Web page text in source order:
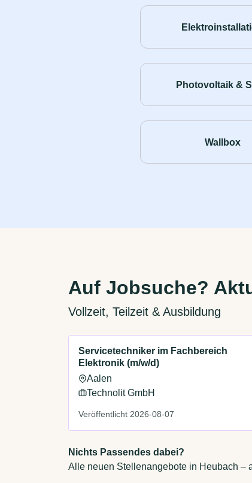
Photovoltaik &
Wallbox
Auf Jobsuche?
Vollzeit, Teilzeit & Ausbildung
Servicetechniker im Fachbereich
Elektronik (m/w/d)
Aalen
Technolit GmbH
Veröffentlicht 2026-08-07
Nichts Passendes dabei?
Alle neuen Stellenangebote in Heubach –